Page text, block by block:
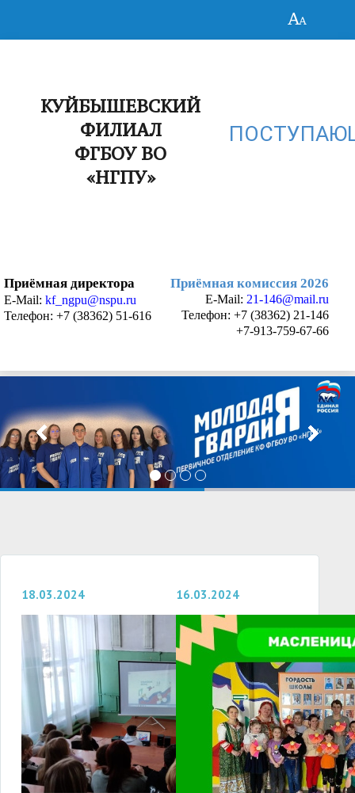
КУЙБЫШЕВСКИЙ
ФИЛИАЛ
ФГБОУ ВО
«НГПУ»
Приёмная директора
E-Mail: kf_ngpu@nspu.ru
Телефон: +7 (38362) 51-616
Приёмная комиссия 2026
E-Mail: 21-146@mail.ru
Телефон: +7 (38362) 21-146
+7-913-759-67-66
18.03.2024 16.03.2024